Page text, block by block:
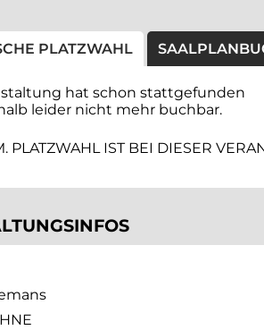
PLATZWAHL
hat schon stattgefunden
leider nicht mehr buchbar.
PLATZWAHL IST BEI DIESER